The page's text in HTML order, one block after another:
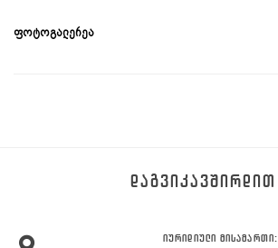
ფოტოგალერეა
ᲓᲐᲒᲕᲘᲙᲐᲕᲨᲘᲠᲓᲘᲗ
ᲘᲣᲠᲘᲓᲘᲣᲚᲘ ᲛᲘᲡᲐᲛᲐᲠᲗᲘ: